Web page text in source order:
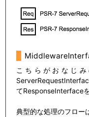
こちらがおなじ
てResponseInterface
典型的な処理のフロー